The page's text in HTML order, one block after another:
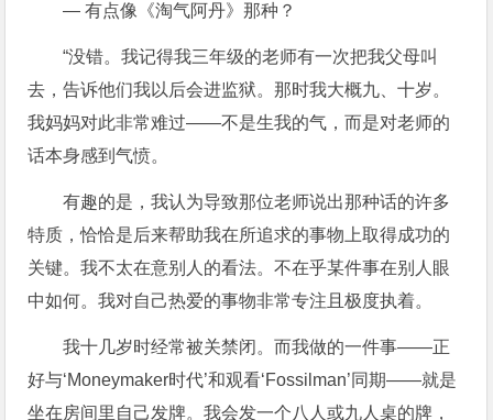
— 有点像《淘气阿丹》那种？
“没错。我记得我三年级的老师有一次把我父母叫
去，告诉他们我以后会进监狱。那时我大概九、十岁。
我妈妈对此非常难过——不是生我的气，而是对老师的
话本身感到气愤。
有趣的是，我认为导致那位老师说出那种话的许多
特质，恰恰是后来帮助我在所追求的事物上取得成功的
关键。我不太在意别人的看法。不在乎某件事在别人眼
中如何。我对自己热爱的事物非常专注且极度执着。
我十几岁时经常被关禁闭。而我做的一件事——正
好与‘Moneymaker时代’和观看‘Fossilman’同期——就是
坐在房间里自己发牌。我会发一个八人或九人桌的牌，